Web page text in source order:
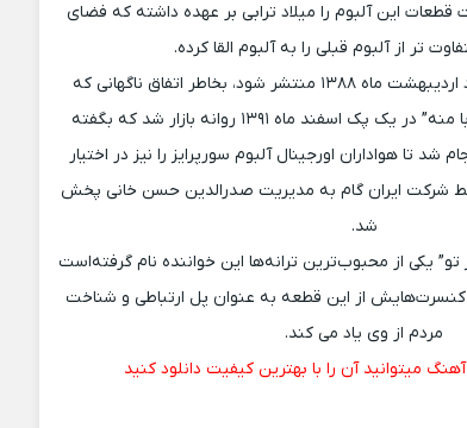
قطعات این آلبوم را میلاد ترابی بر عهده داشته که فضای
تر از آلبوم قبلی را به آلبوم القا کرده.
آلبوم “سورپرایز” که قرار بود اردیبهشت ماه ۱۳۸۸ منتشر شود، بخاطر اتفاق ناگهانی که
افتاد، به همراه آلبوم “دلت با منه” در یک پک اسفند ماه ۱۳۹۱ روانه بازار شد که بگفته
شد تا هواداران اورجینال آلبوم سورپرایز را نیز در اختیار
شرکت ایران گام به مدیریت صدرالدین حسن خانی پخش
شد.
تو” یکی از محبوب‌ترین ترانه‌ها این خواننده نام گرفته‌است
کنسرت‌هایش از این قطعه به عنوان پل ارتباطی و شناخت
مردم از وی یاد می‌ کند.
میتوانید آن را با بهترین کیفیت دانلود کنید